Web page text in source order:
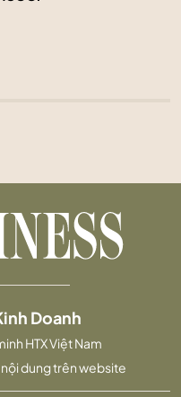
Doanh
HTX Việt Nam
dung trên website